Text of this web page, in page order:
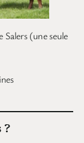
(une seule
?